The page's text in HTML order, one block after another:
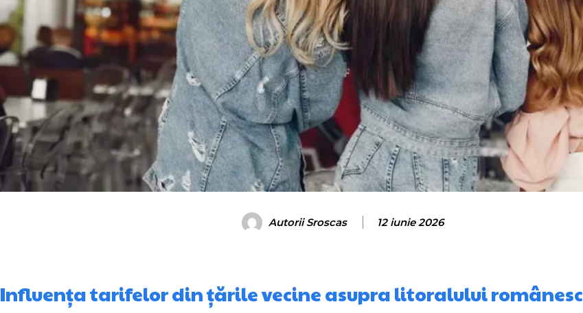
Autorii Sroscas 12 iunie 2026
Influența tarifelor din țările vecine asupra litoralului românesc